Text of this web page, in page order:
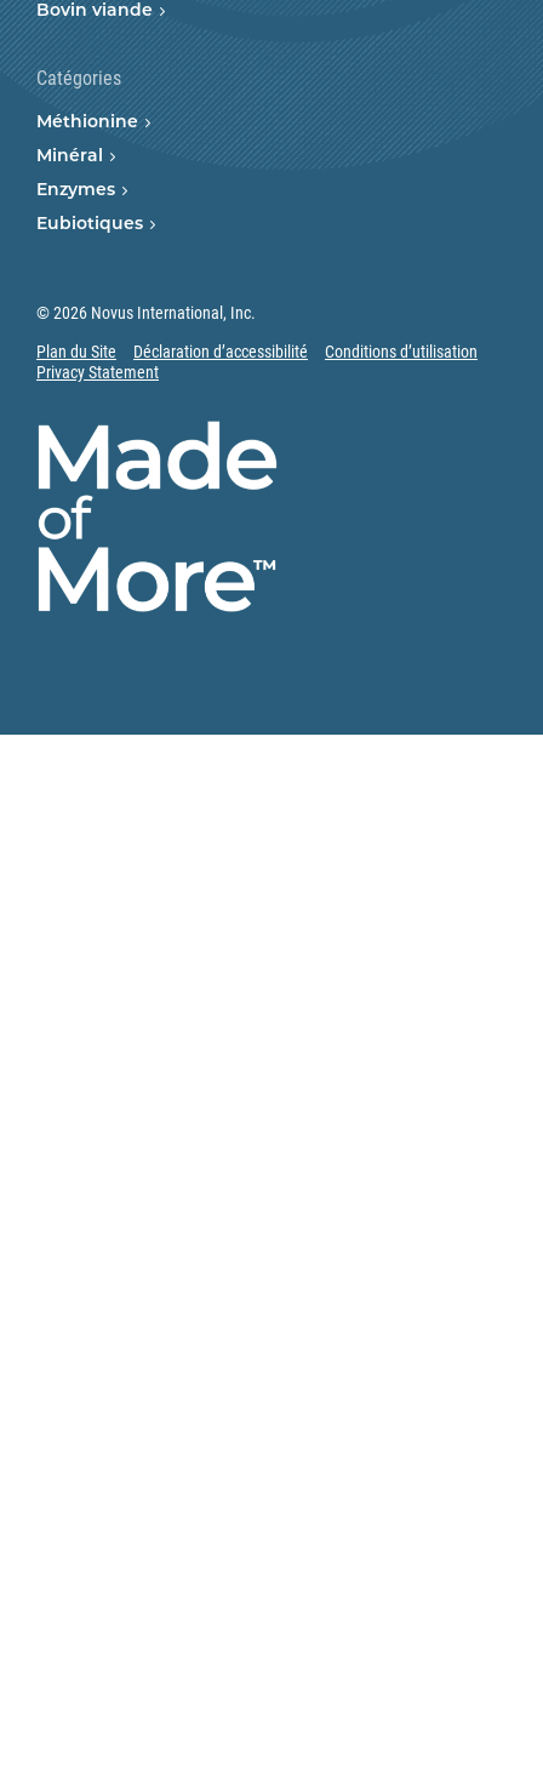
Bovin viande
Catégories
Méthionine
Minéral
Enzymes
Eubiotiques
© 2026 Novus International, Inc.
Plan du Site
Déclaration d’accessibilité
Conditions d’utilisation
Privacy Statement